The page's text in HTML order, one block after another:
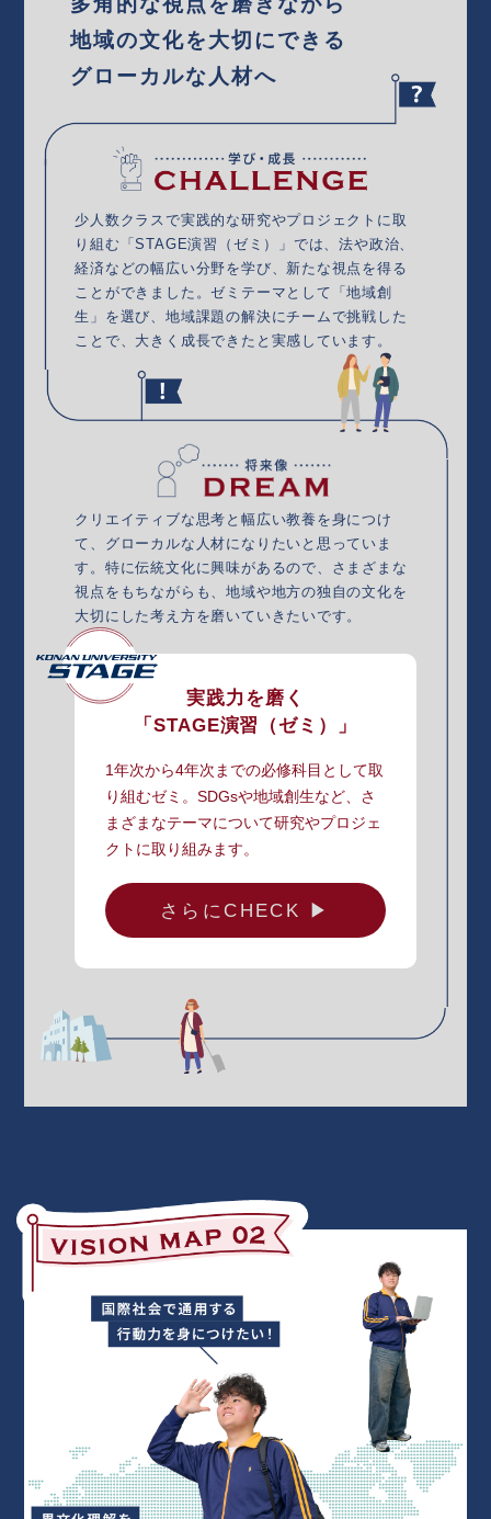
地域の文化を大切にできる
グローカルな人材へ
少人数クラスで実践的な研究やプロジェクトに取
り組む「STAGE演習（ゼミ）」では、法や政治、
経済などの幅広い分野を学び、新たな視点を得る
ことができました。ゼミテーマとして「地域創
生」を選び、地域課題の解決にチームで挑戦した
ことで、大きく成長できたと実感しています。
クリエイティブな思考と幅広い教養を身につけ
て、グローカルな人材になりたいと思っていま
す。特に伝統文化に興味があるので、さまざまな
視点をもちながらも、地域や地方の独自の文化を
大切にした考え方を磨いていきたいです。
実践力を磨く
「STAGE演習（ゼミ）」
1年次から4年次までの必修科目として取
り組むゼミ。SDGsや地域創生など、さ
まざまなテーマについて研究やプロジェ
クトに取り組みます。
さらにCHECK